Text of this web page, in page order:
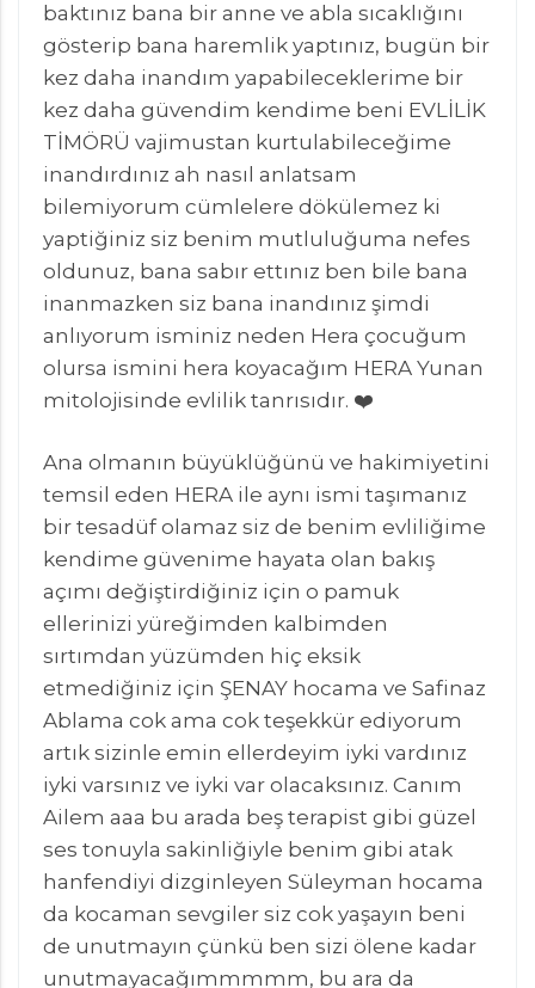
baktınız bana bir anne ve abla sıcaklığını
gösterip bana haremlik yaptınız, bugün bir
kez daha inandım yapabileceklerime bir
kez daha güvendim kendime beni EVLİLİK
TİMÖRÜ vajimustan kurtulabileceğime
inandırdınız ah nasıl anlatsam
bilemiyorum cümlelere dökülemez ki
yaptiğiniz siz benim mutluluğuma nefes
oldunuz, bana sabır ettınız ben bile bana
inanmazken siz bana inandınız şimdi
anlıyorum isminiz neden Hera çocuğum
olursa ismini hera koyacağım HERA Yunan
mitolojisinde evlilik tanrısıdır. ❤️
Ana olmanın büyüklüğünü ve hakimiyetini
temsil eden HERA ile aynı ismi taşımanız
bir tesadüf olamaz siz de benim evliliğime
kendime güvenime hayata olan bakış
açımı değiştirdiğiniz için o pamuk
ellerinizi yüreğimden kalbimden
sırtımdan yüzümden hiç eksik
etmediğiniz için ŞENAY hocama ve Safinaz
Ablama cok ama cok teşekkür ediyorum
artık sizinle emin ellerdeyim iyki vardınız
iyki varsınız ve iyki var olacaksınız. Canım
Ailem aaa bu arada beş terapist gibi güzel
ses tonuyla sakinliğiyle benim gibi atak
hanfendiyi dizginleyen Süleyman hocama
da kocaman sevgiler siz cok yaşayın beni
de unutmayın çünkü ben sizi ölene kadar
unutmayacağımmmmm, bu ara da